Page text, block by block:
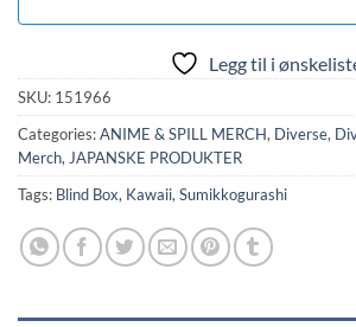
Legg til i
SKU: 151966
Categories:ANIME & SPILL MERCH, Diverse,
Merch, JAPANSKE PRODUKTER
Tags: Blind Box, Kawaii, Sumikkogurashi